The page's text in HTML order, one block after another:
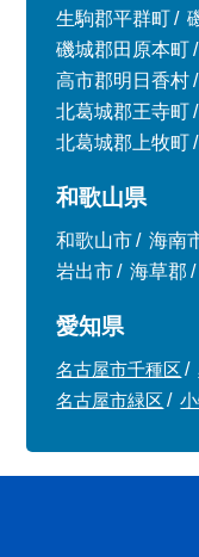
生駒郡平群町
磯城郡田原本町
高市郡明日香村
北葛城郡王寺町
北葛城郡上牧町
和歌山県
和歌山市 海南
岩出市
海草郡
愛知県
名古屋市千種区
名古屋市緑区